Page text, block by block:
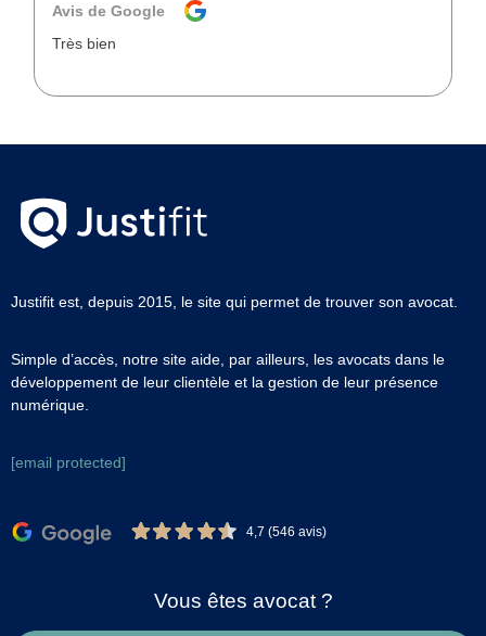
Avis de Google
Très bien
Justifit est, depuis 2015, le site qui permet de trouver son avocat.
Simple d’accès, notre site aide, par ailleurs, les avocats dans le
développement de leur clientèle et la gestion de leur présence
numérique.
[email protected]
4,7 (546 avis)
Vous êtes avocat ?